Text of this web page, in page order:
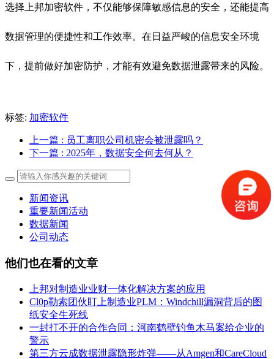
选择上邦加密软件，不仅能够保障敏感信息的安全，还能提高
数据管理的便捷性和工作效率。在日益严峻的信息安全环境
下，提前做好加密防护，才能有效避免数据泄露带来的风险。
标签: 加密软件
上一篇 : 员工离职公司机密会被泄露吗？
下一篇 : 2025年，数据安全何去何从？
新闻资讯
重要新闻活动
数据新闻
公司动态
他们也在看的文章
上邦对制造业业财一体化解决方案的应用
Cl0p勒索团伙盯上制造业PLM：Windchill漏洞背后的图
纸安全生死线
一封打不开的合作合同：河南鹤壁钓鱼木马案给企业的
警示
第三方云成数据泄露隐形炸弹——从Amgen和CareCloud